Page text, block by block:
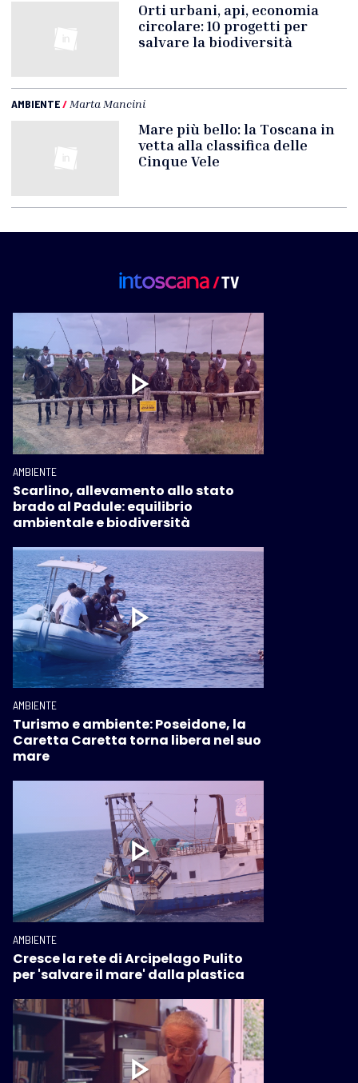
Orti urbani, api, economia
circolare: 10 progetti per
salvare la biodiversità
AMBIENTE/ Marta Mancini
Mare più bello: la Toscana in
vetta alla classifica delle
Cinque Vele
AMBIENTE
Scarlino, allevamento allo stato
brado al Padule: equilibrio
ambientale e biodiversità
AMBIENTE
Turismo e ambiente: Poseidone, la
Caretta Caretta torna libera nel suo
mare
AMBIENTE
Cresce la rete di Arcipelago Pulito
per 'salvare il mare' dalla plastica